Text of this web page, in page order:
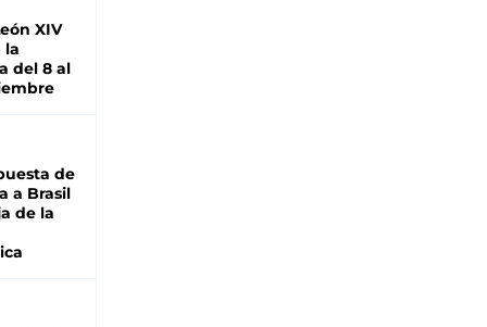
XIV
la
del 8 al
de
a Brasil
de la